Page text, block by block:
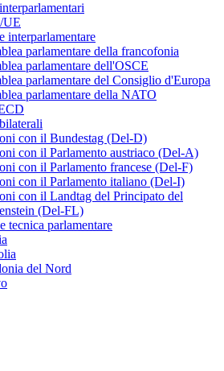
UE
interparlamentare
parlamentare della francofonia
parlamentare dell'OSCE
parlamentare del Consiglio d'Europa
parlamentare della NATO
con il Bundestag (Del-D)
con il Parlamento austriaco (Del-A)
con il Parlamento francese (Del-F)
con il Parlamento italiano (Del-I)
con il Landtag del Principato del
(Del-FL)
tecnica parlamentare
del Nord